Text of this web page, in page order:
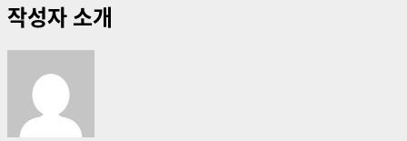
작성자 소개